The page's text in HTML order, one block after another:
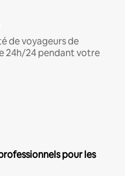
de voyageurs de
24h/24 pendant votre
pour les